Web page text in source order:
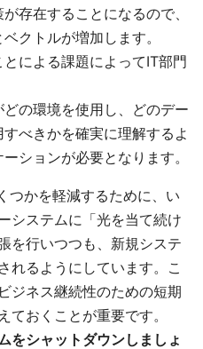
存在することになるので、
クトルが増加します。
による課題によってIT部門
の環境を使用し、どのデー
べきかを確実に理解するよ
ションが必要となります。
つかを軽減するために、い
システムに「光を当て続け
を行いつつも、新規システ
れるようにしています。こ
ジネス継続性のための短期
ておくことが重要です。
をシャットダウンしましょ